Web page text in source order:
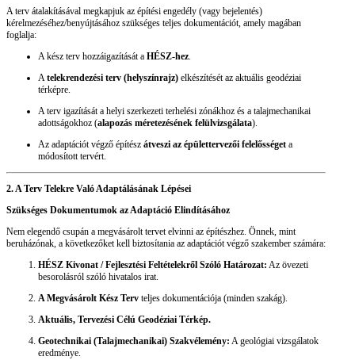
A terv átalakításával megkapjuk az építési engedély (vagy bejelentés)
kérelmezéséhez/benyújtásához szükséges teljes dokumentációt, amely magában
foglalja:
A kész terv hozzáigazítását a HÉSZ-hez.
Atelekrendezési terv (helyszínrajz) elkészítését az aktuális geodéziai
térképre.
A terv igazítását a helyi szerkezeti terhelési zónákhoz és a talajmechanikai
adottságokhoz (alapozás méretezésének felülvizsgálata).
Az adaptációt végző építész átveszi az épülettervezői felelősséget a
módosított tervért.
2. A Terv Telekre Való Adaptálásának Lépései
Szükséges Dokumentumok az Adaptáció Elindításához
Nem elegendő csupán a megvásárolt tervet elvinni az építészhez. Önnek, mint
beruházónak, a következőket kell biztosítania az adaptációt végző szakember számára:
HÉSZ Kivonat / Fejlesztési Feltételekről Szóló Határozat: Az övezeti
besorolásról szóló hivatalos irat.
A Megvásárolt Kész Terv teljes dokumentációja (minden szakág).
Aktuális, Tervezési Célú Geodéziai Térkép.
Geotechnikai (Talajmechanikai) Szakvélemény: A geológiai vizsgálatok
eredménye.